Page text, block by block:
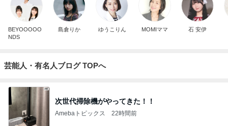
BEYOOOOO
NDS
島倉りか ゆうこりん MOMIママ 石 安伊
芸能人・有名人ブログ TOPへ
次世代掃除機がやってきた！！
Amebaトピックス 22時間前